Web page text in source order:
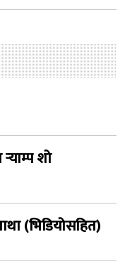
शो
(भिडियोसहित)